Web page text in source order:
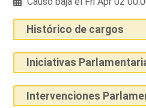
Histórico de cargos
Iniciativas
Intervenciones